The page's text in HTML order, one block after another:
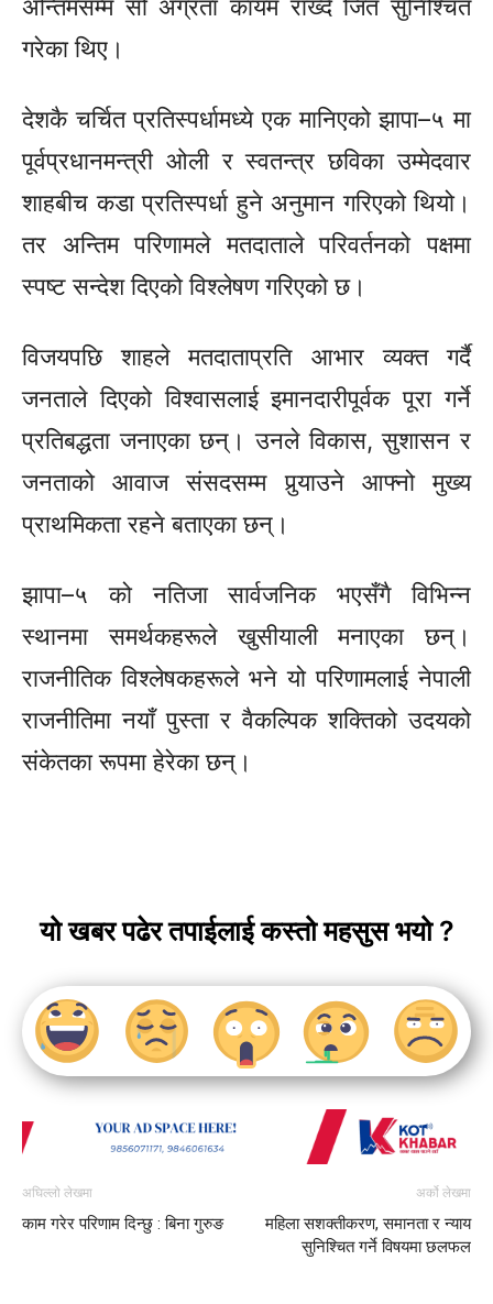
अन्तिमसम्म सो अग्रता कायम राख्दै जित सुनिश्चित
गरेका थिए।
देशकै चर्चित प्रतिस्पर्धामध्ये एक मानिएकोझापा–५ मा
पूर्वप्रधानमन्त्री ओली र स्वतन्त्र छविका उम्मेदवार
शाहबीच कडा प्रतिस्पर्धा हुने अनुमान गरिएको थियो।
तर अन्तिम परिणामले मतदाताले परिवर्तनको पक्षमा
स्पष्ट सन्देश दिएको विश्लेषण गरिएको छ।
विजयपछिशाहलेमतदाताप्रतिआभार व्यक्त गर्दै
जनताले दिएको विश्वासलाई इमानदारीपूर्वक पूरा गर्ने
प्रतिबद्धता जनाएका छन्। उनले विकास, सुशासन र
जनताको आवाजसंसदसम्मपुर्‍याउने आफ्नो मुख्य
प्राथमिकता रहने बताएका छन्।
झापा–५ को नतिजा सार्वजनिक भएसँगै विभिन्न
स्थानमा समर्थकहरूलेखुसीयालीमनाएका छन्।
राजनीतिक विश्लेषकहरूले भने यो परिणामलाई नेपाली
राजनीतिमा नयाँ पुस्ता र वैकल्पिक शक्तिको उदयको
संकेतकारूपमा हेरेका छन्।
यो खबर पढेर तपाईलाई कस्तो महसुस भयो ?
अघिल्लो लेखमा
काम गरेर परिणाम दिन्छु : बिना गुरुङ
अर्को लेखमा
महिला सशक्तीकरण, समानता र न्याय
सुनिश्चित गर्ने विषयमा छलफल